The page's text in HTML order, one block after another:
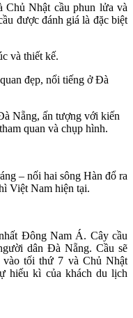
Chủ Nhật cầu phun lửa và
được đánh giá là đặc biệt
và thiết kế.
Nẵng, ấn tượng với kiến
quan và chụp hình.
– nối hai sông Hàn đổ ra
Việt Nam hiện tại.
Đông Nam Á. Cây cầu
dân Đà Nẵng. Cầu sẽ
vào tối thứ 7 và Chủ Nhật
hiếu kì của khách du lịch